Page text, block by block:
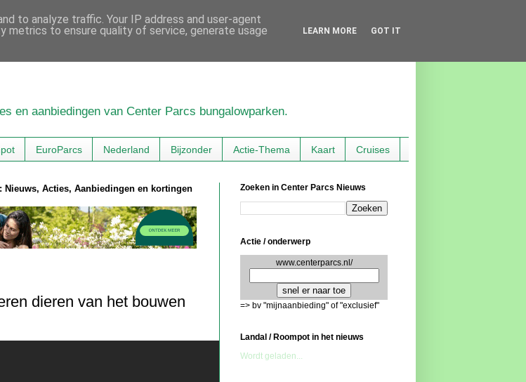
en aanbiedingen van Center Parcs bungalowparken.
EuroParcs Nederland Bijzonder Actie-Thema Kaart Cruises
Nieuws, Acties, Aanbiedingen en kortingen
dieren van het bouwen
Zoeken in Center Parcs Nieuws
Actie / onderwerp
www.centerparcs.nl/
=> bv "mijnaanbieding" of "exclusief"
Landal / Roompot in het nieuws
Wordt geladen...
to analyze traffic. Your IP address and user-agent
metrics to ensure quality of service, generate usage
LEARN MORE GOT IT